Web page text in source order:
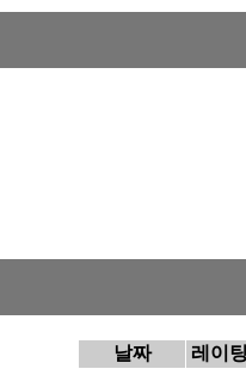
날짜 레이팅